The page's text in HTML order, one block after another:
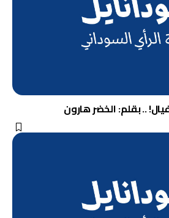
.. بقلم: الخضر هارون